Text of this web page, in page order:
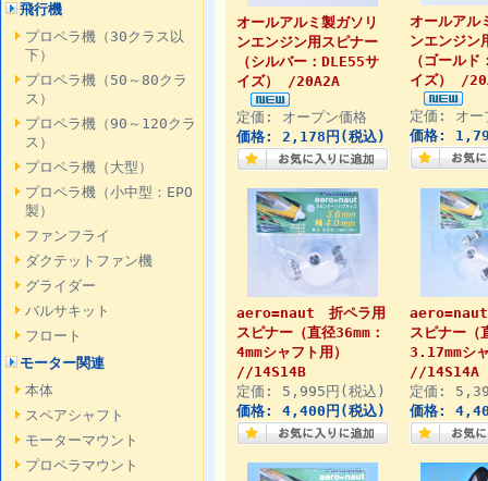
飛行機
プロペラ機（30クラス以
下）
プロペラ機（50～80クラ
ス）
プロペラ機（90～120クラ
ス）
プロペラ機（大型）
プロペラ機（小中型：EPO
製）
ファンフライ
ダクテットファン機
グライダー
バルサキット
フロート
モーター関連
本体
スペアシャフト
モーターマウント
プロペラマウント
オールアルミ製ガソリ
ンエンジン用スピナー
（シルバー：DLE55サ
イズ） /20A2A
定価: オープン価格
価格: 2,178円(税込)
オールアル
ンエンジン
（ゴール
イズ） /
定価: オー
価格:
aero=naut 折ペラ用
スピナー（直径36mm：
4mmシャフト用）
//14S14B
定価: 5,995円(税込)
価格: 4,400円(税込)
スピナー（
3.17mmシ
//14S14A
定価:
価格: